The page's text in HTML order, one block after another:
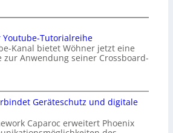
Tutorialreihe
Kanal bietet Wöhner jetzt eine
Anwendung seiner Crossboard-
Geräteschutz und digitale
Caparoc erweitert Phoenix